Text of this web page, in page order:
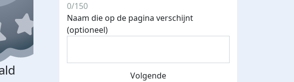
Streefbedrag verhoogd
0/150
Naam die op de pagina verschijnt
(optioneel)
Volgende